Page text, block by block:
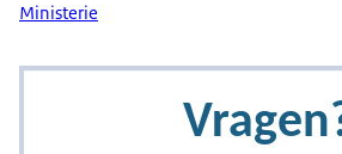
Ministerie